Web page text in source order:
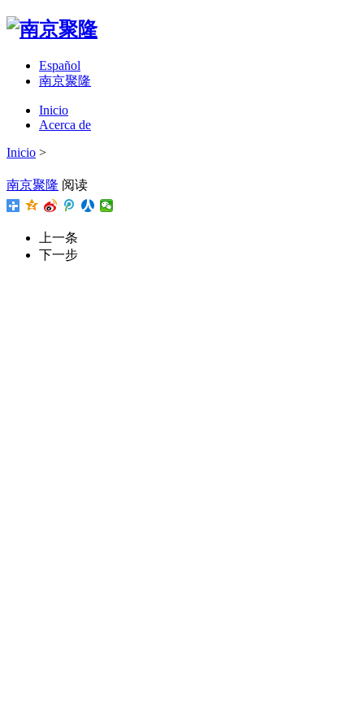
Español
南京聚隆
Inicio
Acerca de
Inicio >
南京聚隆 阅读
上一条
下一步